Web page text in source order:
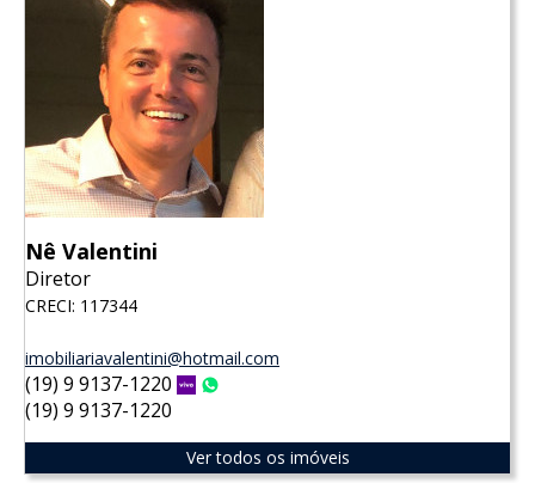
Nê Valentini
Diretor
CRECI: 117344
imobiliariavalentini@hotmail.com
(19) 9 9137-1220 Vivo
(19) 9 9137-1220
Ver todos os imóveis